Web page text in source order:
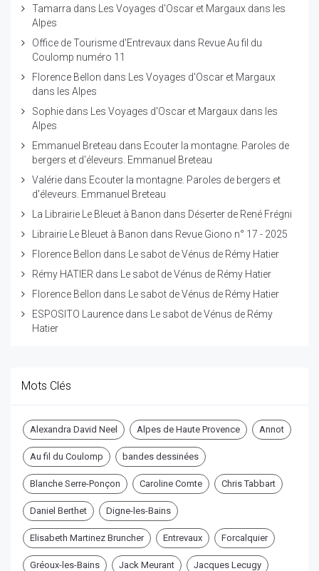
Tamarra dans Les Voyages d'Oscar et Margaux dans les
Alpes
Office de Tourisme d'Entrevaux dans Revue Au fil du
Coulomp numéro 11
Florence Bellon dans Les Voyages d'Oscar et Margaux
dans les Alpes
Sophie dans Les Voyages d'Oscar et Margaux dans les
Alpes
Emmanuel Breteau dans Ecouter la montagne. Paroles de
bergers et d'éleveurs. Emmanuel Breteau
Valérie dans Ecouter la montagne. Paroles de bergers et
d'éleveurs. Emmanuel Breteau
La Librairie Le Bleuet à Banon dans Déserter de René Frégni
Librairie Le Bleuet à Banon dans Revue Giono n° 17 - 2025
Florence Bellon dans Le sabot de Vénus de Rémy Hatier
Rémy HATIER dans Le sabot de Vénus de Rémy Hatier
Florence Bellon dans Le sabot de Vénus de Rémy Hatier
ESPOSITO Laurence dans Le sabot de Vénus de Rémy
Hatier
Mots Clés
Alexandra David Neel Alpes de Haute Provence Annot
Au fil du Coulomp bandes dessinées
Blanche Serre-Ponçon Caroline Comte Chris Tabbart
Daniel Berthet Digne-les-Bains
Elisabeth Martinez Bruncher Entrevaux Forcalquier
Gréoux-les-Bains Jack Meurant Jacques Lecugy